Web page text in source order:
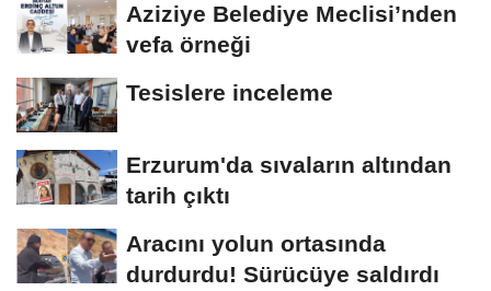
Aziziye Belediye Meclisi’nden
vefa örneği
Tesislere inceleme
Erzurum'da sıvaların altından
tarih çıktı
Aracını yolun ortasında
durdurdu! Sürücüye saldırdı